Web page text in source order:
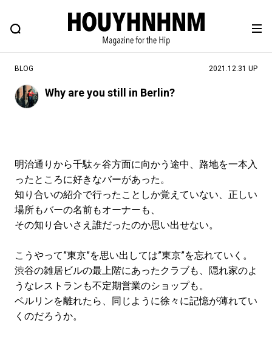
BLOG SNAP
ヒップなファッション、カルチャー、ライフスタイルWEBマガジン
#NEW VINTAGE #マイナーグッド図鑑
#路地裏てぃーん。 #MONTHLY JOURNAL
#GH 銘品の所以 #フイナムのYouTube
#Commune H #FOCUS IT #AH.H
#ととけん #FASHION #MUSIC #MOVIE
#LIFESTYLE #SNEAKER #OUTDOOR
#SPORTS #HANDSOME HANDBOOK
BLOG 2021.12.31 UP
Why are you still in Berlin?
明治通りから千駄ヶ谷方面に向かう途中、路地を一本入
ったところに好きなバーがあった。
知り合いの紹介で行ったことしか覚えていない、正しい
場所もバーの名前もオーナーも、
その知り合いさえ誰だったのか思い出せない。
こうやって”東京”を思い出しては”東京”を忘れていく。
渋谷の雑居ビルの最上階にあったクラブも、隠れ家のよ
うなレストランも不定期営業のショップも。
ベルリンを離れたら、同じように徐々に記憶が薄れてい
くのだろうか。